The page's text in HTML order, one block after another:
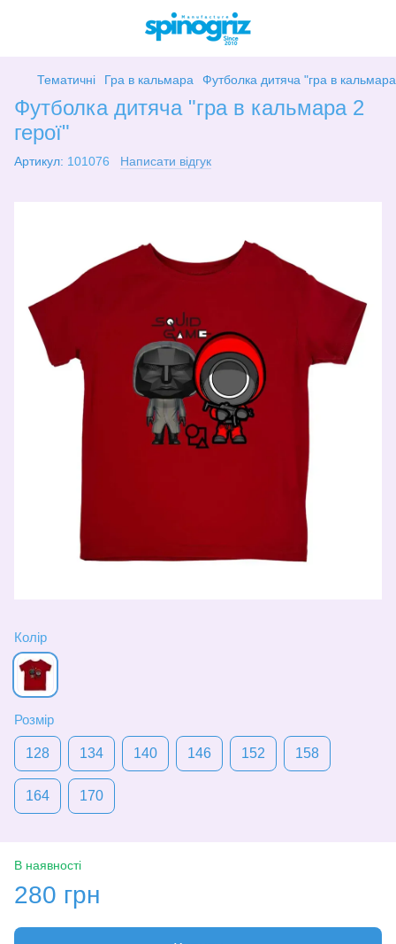
Тематичні Гра в кальмара Футболка дитяча "гра в
Футболка дитяча "гра в кальмара 2
герої"
Артикул: 101076 Написати відгук
Колір
Розмір
128 134 140 146 152 158
164 170
В наявності
280 грн